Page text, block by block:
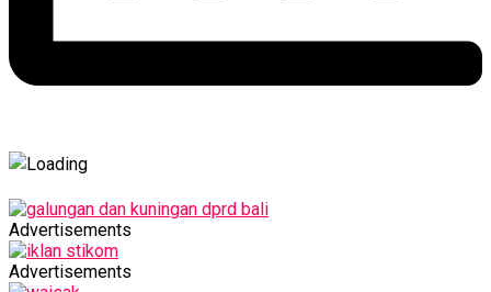
Advertisements
Advertisements